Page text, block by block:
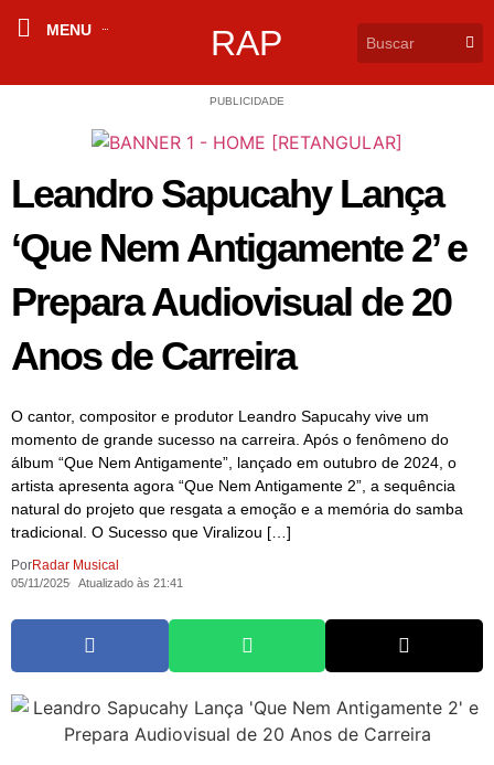
MENU RAP
PUBLICIDADE
Leandro Sapucahy Lança
‘Que Nem Antigamente 2’ e
Prepara Audiovisual de 20
Anos de Carreira
O cantor, compositor e produtor Leandro Sapucahy vive um
momento de grande sucesso na carreira. Após o fenômeno do
álbum “Que Nem Antigamente”, lançado em outubro de 2024, o
artista apresenta agora “Que Nem Antigamente 2”, a sequência
natural do projeto que resgata a emoção e a memória do samba
tradicional. O Sucesso que Viralizou […]
PorRadar Musical
05/11/2025 Atualizado às 21:41